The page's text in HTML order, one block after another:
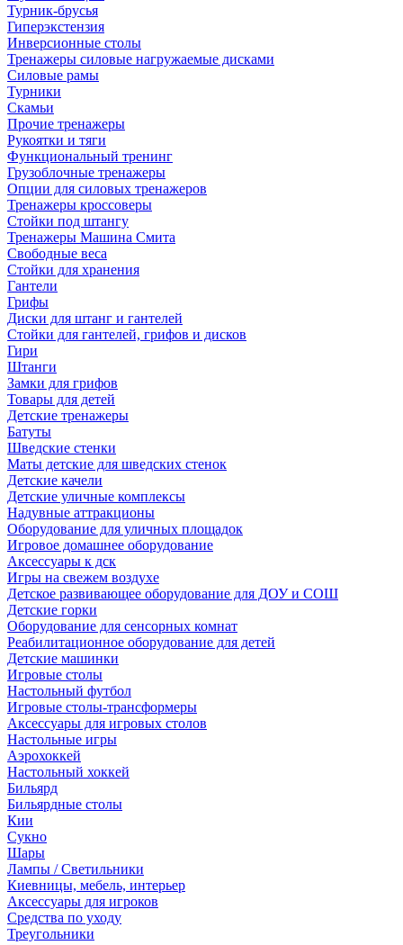
Турник-брусья
Гиперэкстензия
Инверсионные столы
Тренажеры силовые нагружаемые дисками
Силовые рамы
Турники
Скамьи
Прочие тренажеры
Рукоятки и тяги
Функциональный тренинг
Грузоблочные тренажеры
Опции для силовых тренажеров
Тренажеры кроссоверы
Стойки под штангу
Тренажеры Машина Смита
Свободные веса
Стойки для хранения
Гантели
Грифы
Диски для штанг и гантелей
Стойки для гантелей, грифов и дисков
Гири
Штанги
Замки для грифов
Товары для детей
Детские тренажеры
Батуты
Шведские стенки
Маты детские для шведских стенок
Детские качели
Детские уличные комплексы
Надувные аттракционы
Оборудование для уличных площадок
Игровое домашнее оборудование
Аксессуары к дск
Игры на свежем воздухе
Детское развивающее оборудование для ДОУ и СОШ
Детские горки
Оборудование для сенсорных комнат
Реабилитационное оборудование для детей
Детские машинки
Игровые столы
Настольный футбол
Игровые столы-трансформеры
Аксессуары для игровых столов
Настольные игры
Аэрохоккей
Настольный хоккей
Бильярд
Бильярдные столы
Кии
Сукно
Шары
Лампы / Светильники
Киевницы, мебель, интерьер
Аксессуары для игроков
Средства по уходу
Треугольники